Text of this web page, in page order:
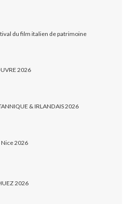
du film italien de patrimoine
2026
& IRLANDAIS 2026
2026
2026